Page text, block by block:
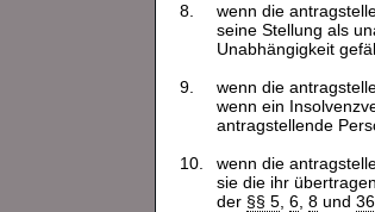
8.
wenn die
seine Stellung als
Unabhängigkeit
9.
wenn die
wenn ein
antragstellende
10.
wenn die
sie die ihr
der §§ 5, 6, 8und